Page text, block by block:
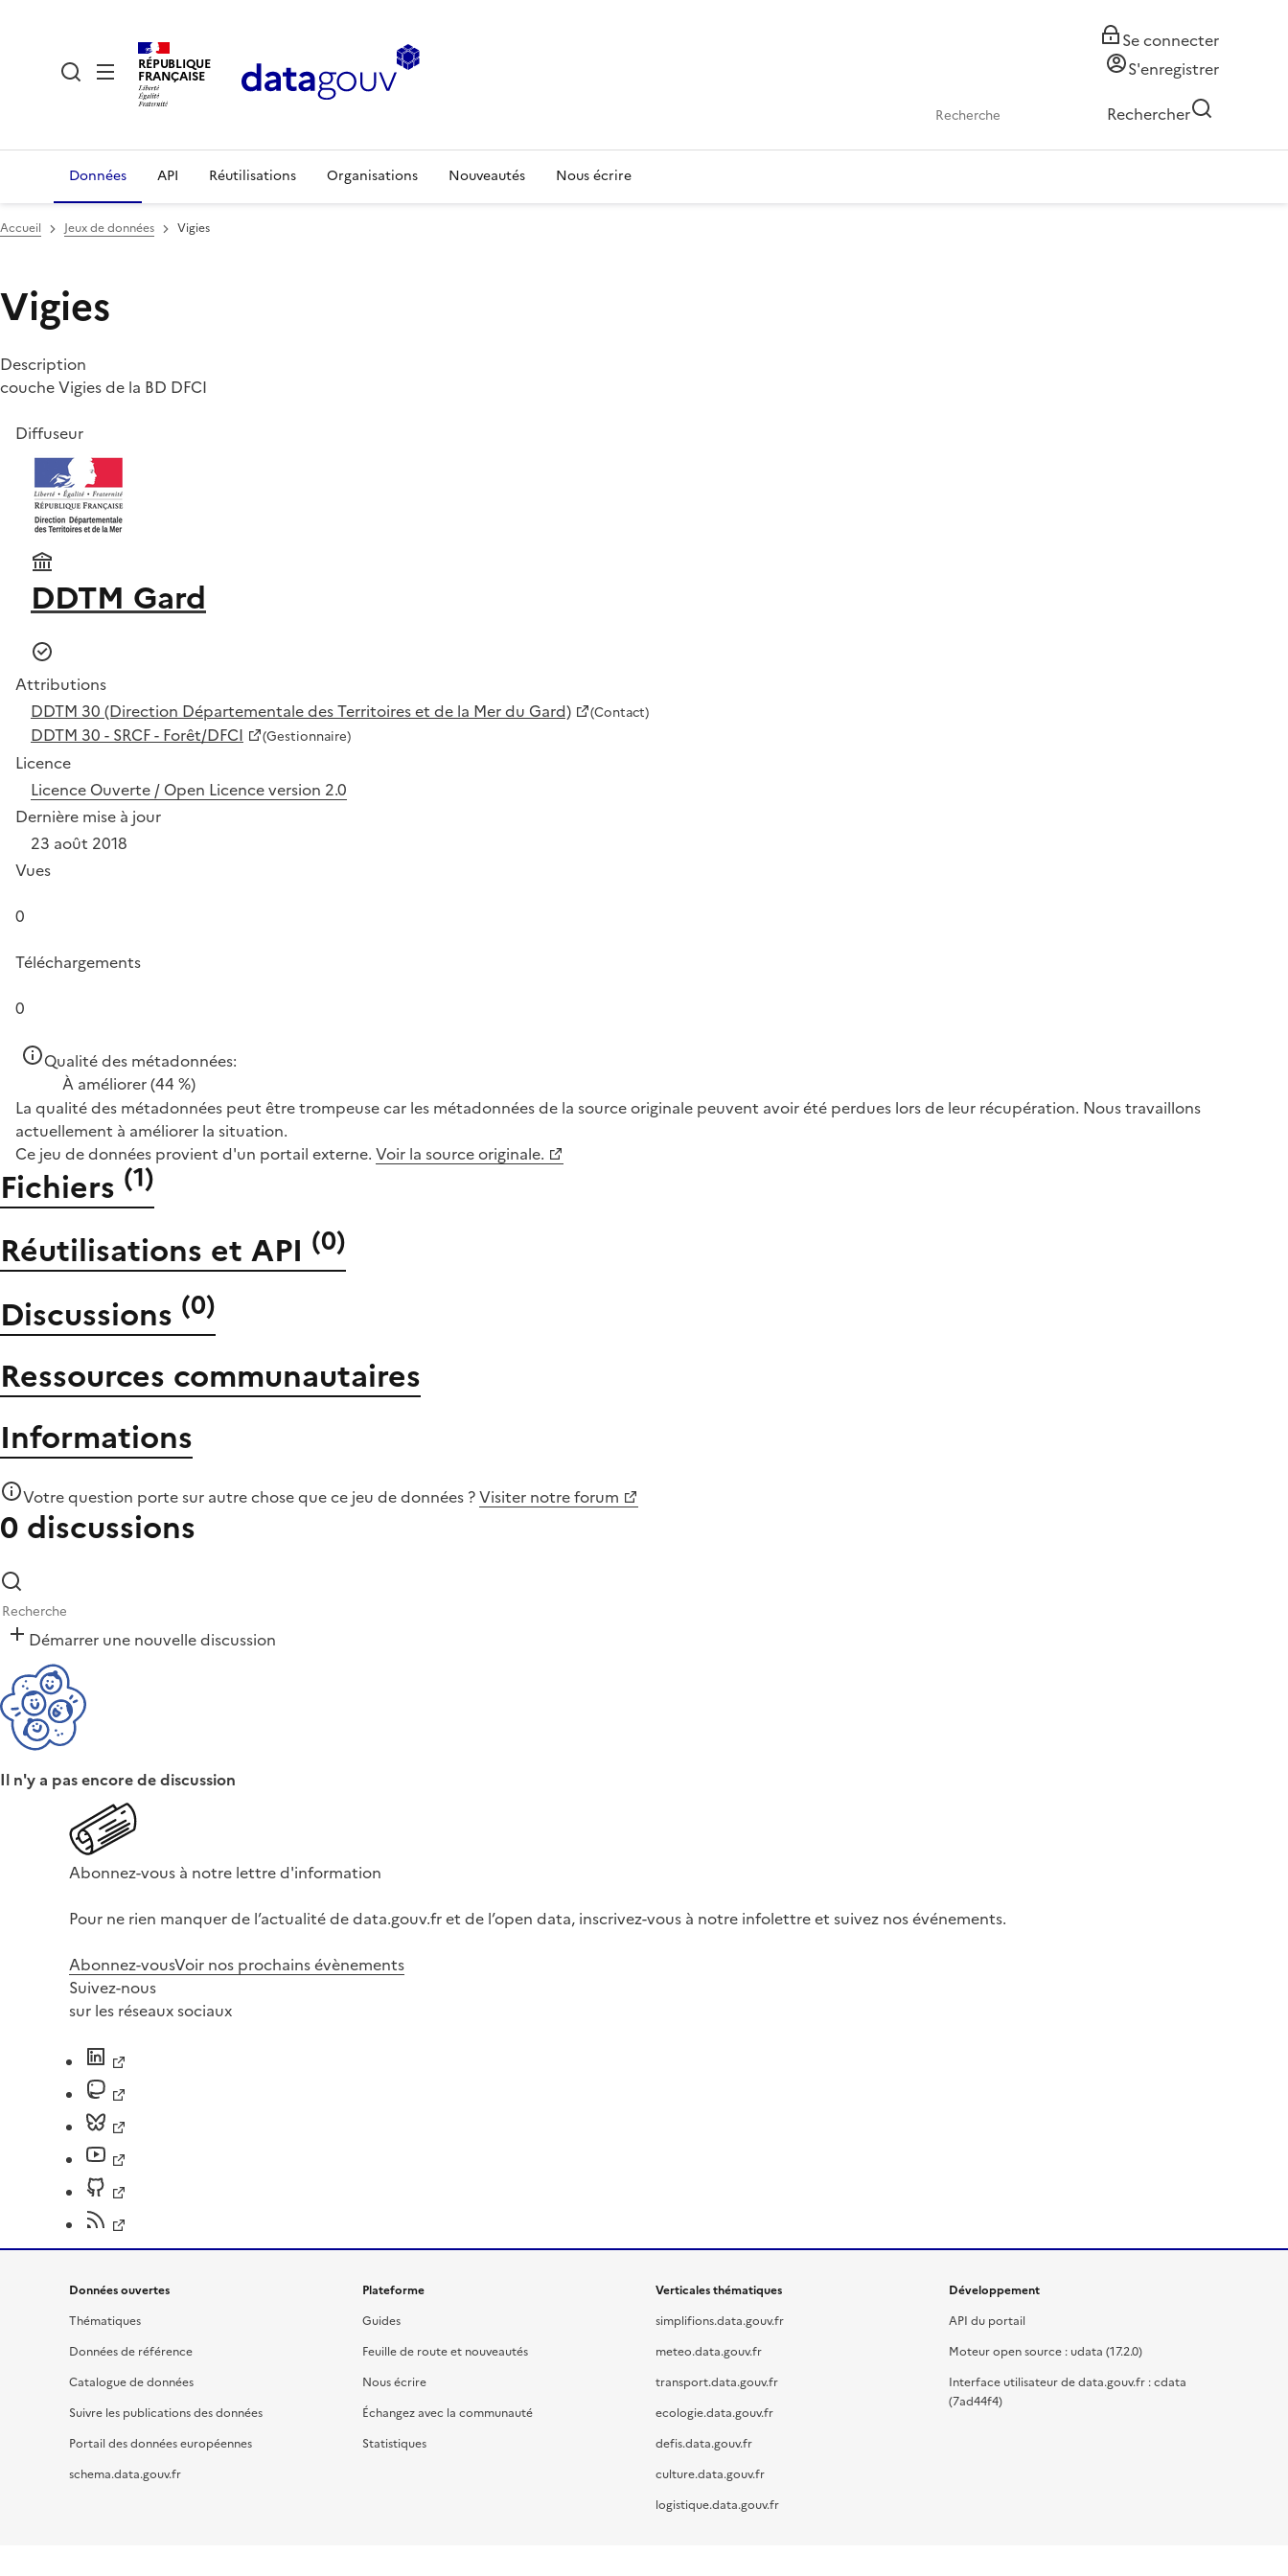
RÉPUBLIQUE
FRANÇAISE
Se connecter
S'enregistrer
Rechercher
Données API Réutilisations Organisations Nouveautés Nous écrire
Accueil Jeux de données Vigies
Vigies
Description
couche Vigies de la BD DFCI
Diffuseur
DDTM Gard
Attributions
DDTM 30 (Direction Départementale des Territoires et de la Mer du Gard)
(Contact)
DDTM 30 - SRCF - Forêt/DFCI (Gestionnaire)
Licence
Licence Ouverte / Open Licence version 2.0
Dernière mise à jour
23 août 2018
Vues
0
Téléchargements
0
Qualité des métadonnées:
À améliorer(44 %)
La qualité des métadonnées peut être trompeuse car les métadonnées de la source originale peuvent avoir été perdues lors de leur récupération. Nous travaillons
actuellement à améliorer la situation.
Ce jeu de données provient d'un portail externe. Voir la source originale.
Fichiers (1)
Réutilisations et API (0)
Discussions (0)
Ressources communautaires
Informations
Votre question porte sur autre chose quece jeu de données ?Visiter notre forum
0 discussions
Démarrer une nouvelle discussion
Il n'y a pas encore de discussion
Abonnez-vous à notre lettre d'information
Pour ne rien manquer de l’actualité de data.gouv.fr et de l’open data, inscrivez-vous à notre infolettre et suivez nos événements.
Abonnez-vousVoir nos prochains évènements
Suivez-nous
sur les réseaux sociaux
Données ouvertes
Thématiques
Données de référence
Catalogue de données
Suivre les publications des données
Portail des données européennes
schema.data.gouv.fr
Plateforme
Guides
Feuille de route et nouveautés
Nous écrire
Échangez avec la communauté
Statistiques
Verticales thématiques
simplifions.data.gouv.fr
meteo.data.gouv.fr
transport.data.gouv.fr
ecologie.data.gouv.fr
defis.data.gouv.fr
culture.data.gouv.fr
logistique.data.gouv.fr
Développement
API du portail
Moteur open source : udata (17.2.0)
Interface utilisateur de data.gouv.fr : cdata
(7ad44f4)